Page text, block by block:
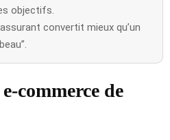
objectifs.
convertit mieux qu’un
commerce de